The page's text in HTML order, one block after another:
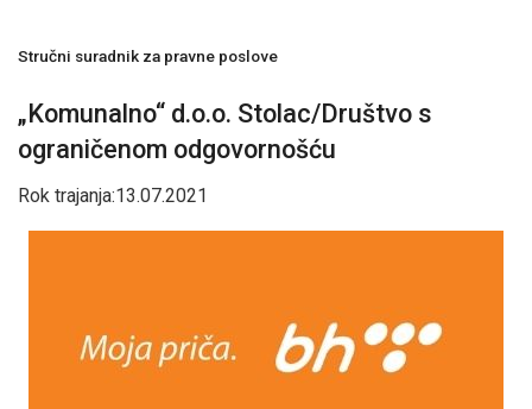
Stručni suradnik za pravne poslove
„Komunalno“ d.o.o. Stolac/Društvo s
ograničenom odgovornošću
Rok trajanja:13.07.2021